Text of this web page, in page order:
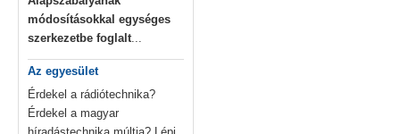
módosításokkal egységes
szerkezetbe foglalt...
Az egyesület
Érdekel a rádiótechnika?
Érdekel a magyar